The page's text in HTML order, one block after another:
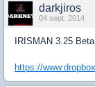
darkjiros
04 sept. 2014
IRISMAN 3.25
https://